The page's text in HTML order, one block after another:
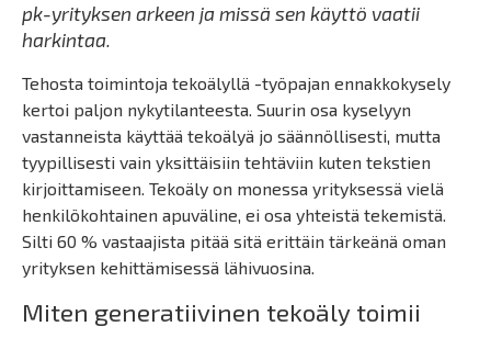
pk-yrityksen arkeen ja missä sen käyttö vaatii
harkintaa.
Tehosta toimintoja tekoälyllä -työpajan ennakkokysely
kertoi paljon nykytilanteesta. Suurin osa kyselyyn
vastanneista käyttää tekoälyä jo säännöllisesti, mutta
tyypillisesti vain yksittäisiin tehtäviin kuten tekstien
kirjoittamiseen. Tekoäly on monessa yrityksessä vielä
henkilökohtainen apuväline, ei osa yhteistä tekemistä.
Silti 60 % vastaajista pitää sitä erittäin tärkeänä oman
yrityksen kehittämisessä lähivuosina.
Miten generatiivinen tekoäly toimii